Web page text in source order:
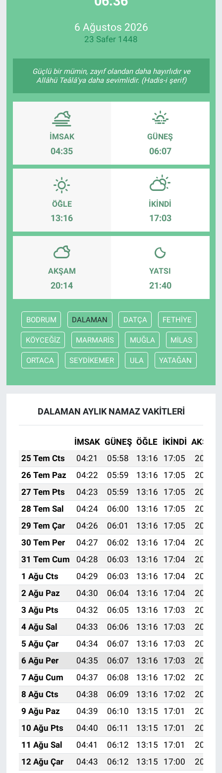
6 Ağustos 2026
23 Safer 1448
Güçlü bir mümin, zayıf olandan daha hayırlıdır ve
Allâhü Teâlâ'ya daha sevimlidir. (Hadis-i şerif)
İMSAK
04:35
GÜNEŞ
06:07
ÖĞLE
13:16
İKINDI
17:03
AKŞAM
20:14
YATSI
21:40
BODRUM DALAMAN DATÇA FETHİYE
KÖYCEĞİZ MARMARİS MUĞLA MİLAS
ORTACA SEYDİKEMER ULA YATAĞAN
DALAMAN AYLIK NAMAZ VAKITLERI
İMSAK GÜNEŞ ÖĞLE İKINDI AKŞAM
25 Tem Cts
04:21 05:58 13:16 17:05
20:25
26 Tem Paz
04:22 05:59 13:16 17:05
20:24
27 Tem Pts
04:23 05:59 13:16 17:05
20:23
28 Tem Sal
04:24 06:00 13:16 17:05
20:23
29 Tem Çar
04:26 06:01 13:16 17:05
20:22
30 Tem Per
04:27 06:02 13:16 17:04
20:21
31 Tem Cum
04:28 06:03 13:16 17:04
20:20
1 Ağu Cts
04:29 06:03 13:16 17:04
20:19
2 Ağu Paz
04:30 06:04 13:16 17:04
20:18
3 Ağu Pts
04:32 06:05 13:16 17:03
20:17
4 Ağu Sal
04:33 06:06 13:16 17:03
20:16
5 Ağu Çar
04:34 06:07 13:16 17:03
20:15
6 Ağu Per
04:35 06:07 13:16 17:03
20:14
7 Ağu Cum
04:37 06:08 13:16 17:02
20:13
8 Ağu Cts
04:38 06:09 13:16 17:02
20:12
9 Ağu Paz
04:39 06:10 13:15 17:01
20:11
10 Ağu Pts
04:40 06:11 13:15 17:01
20:10
11 Ağu Sal
04:41 06:12 13:15 17:01
20:09
12 Ağu Çar
04:43 06:12 13:15 17:00
20:08
Özel Haberler
Kadın
Erişim Bilgileri
Teknoloji
Ramazan